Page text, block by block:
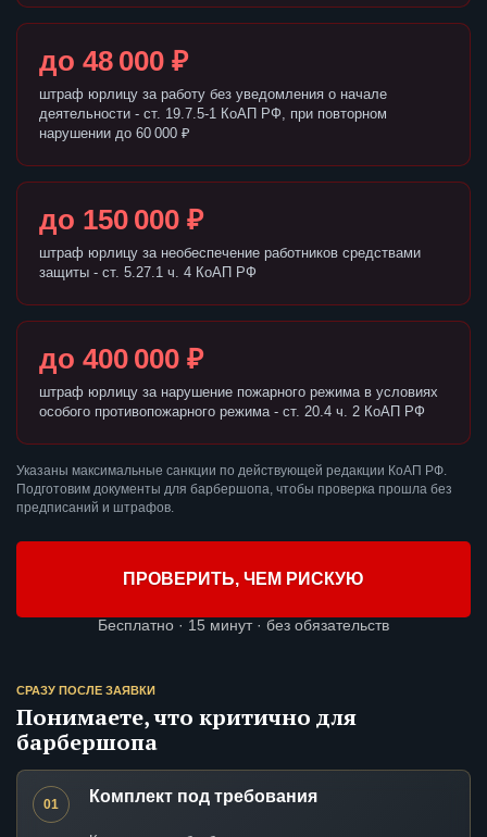
до 48 000 ₽
штраф юрлицу за работу без уведомления о начале
деятельности - ст. 19.7.5-1 КоАП РФ, при повторном
нарушении до 60 000 ₽
до 150 000 ₽
штраф юрлицу за необеспечение работников средствами
защиты - ст. 5.27.1 ч. 4 КоАП РФ
до 400 000 ₽
штраф юрлицу за нарушение пожарного режима в условиях
особого противопожарного режима - ст. 20.4 ч. 2 КоАП РФ
Указаны максимальные санкции по действующей редакции КоАП РФ.
Подготовим документы для барбершопа, чтобы проверка прошла без
предписаний и штрафов.
ПРОВЕРИТЬ, ЧЕМ РИСКУЮ
Бесплатно · 15 минут · без обязательств
СРАЗУ ПОСЛЕ ЗАЯВКИ
Понимаете, что критично для
барбершопа
01 Комплект под требования